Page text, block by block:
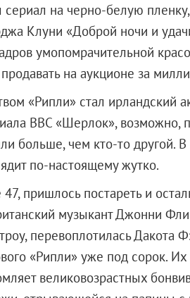
сериал на черно-белую
Клуни «Доброй ночи и
умопомрачительной
на аукционе за
«Рипли» стал ирландский
BBC «Шерлок», возможно,
больше, чем кто-то другой.
по-настоящему жутко.
пришлось постареть и
музыкант Джонни
перевоплотилась Дакота
«Рипли» уже под сорок.
великовозрастных